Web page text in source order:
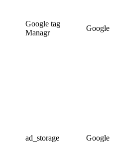
Google tag
Managr
Google
ad_storage Google